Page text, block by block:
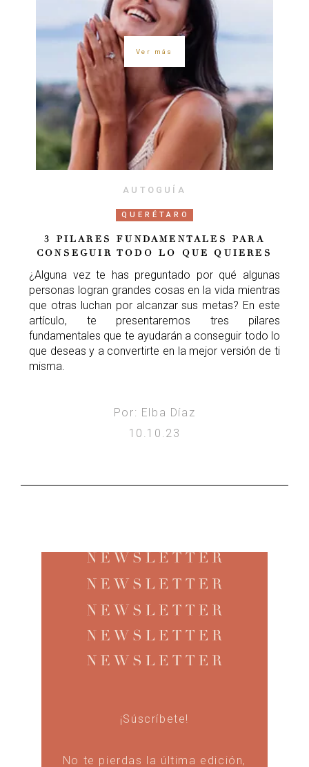
Ver más
AUTOGUÍA
QUERÉTARO
3 PILARES FUNDAMENTALES PARA
CONSEGUIR TODO LO QUE QUIERES
¿Alguna vez te has preguntado por qué algunas
personas logran grandes cosas en la vida mientras
que otras luchan por alcanzar sus metas? En este
artículo, te presentaremos tres pilares
fundamentales que te ayudarán a conseguir todo lo
que deseas y a convertirte en la mejor versión de ti
misma.
Por: Elba Díaz
10.10.23
¡Súscríbete!
No te pierdas la última edición,